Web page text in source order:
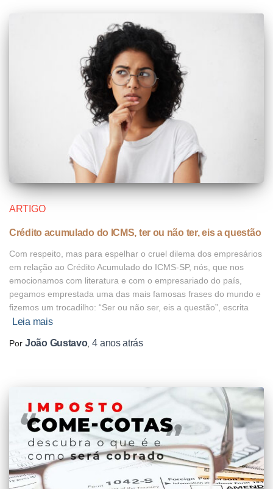
ARTIGO
Crédito acumulado do ICMS, ter ou não ter, eis a questão
Com respeito, mas para espelhar o cruel dilema dos empresários
em relação ao Crédito Acumulado do ICMS-SP, nós, que nos
emocionamos com literatura e com o empresariado do país,
pegamos emprestada uma das mais famosas frases do mundo e
fizemos um trocadilho: “Ser ou não ser, eis a questão”, escrita
Leia mais
Por João Gustavo,4 anosatrás